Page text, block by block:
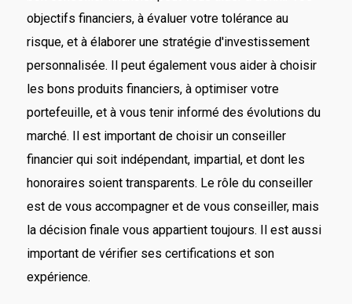
objectifs financiers, à évaluer votre tolérance au
risque, et à élaborer une stratégie d'investissement
personnalisée. Il peut également vous aider à choisir
les bons produits financiers, à optimiser votre
portefeuille, et à vous tenir informé des évolutions du
marché. Il est important de choisir un conseiller
financier qui soit indépendant, impartial, et dont les
honoraires soient transparents. Le rôle du conseiller
est de vous accompagner et de vous conseiller, mais
la décision finale vous appartient toujours. Il est aussi
important de vérifier ses certifications et son
expérience.